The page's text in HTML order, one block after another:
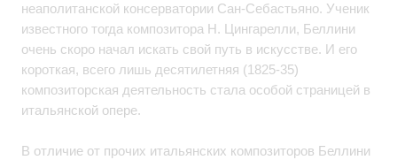
неаполитанской консерватории Сан-Себастьяно. Ученик
известного тогда композитора Н. Цингарелли, Беллини
очень скоро начал искать свой путь в искусстве. И его
короткая, всего лишь десятилетняя (1825-35)
композиторская деятельность стала особой страницей в
итальянской опере.
В отличие от прочих итальянских композиторов Беллини